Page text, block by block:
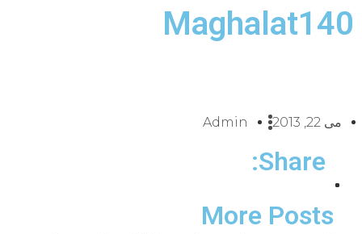
Maghalat140
می 22, 2013 Admin
Share:
More Posts